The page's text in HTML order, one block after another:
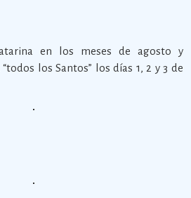
en los meses de agosto y
los Santos” los días 1, 2 y 3 de